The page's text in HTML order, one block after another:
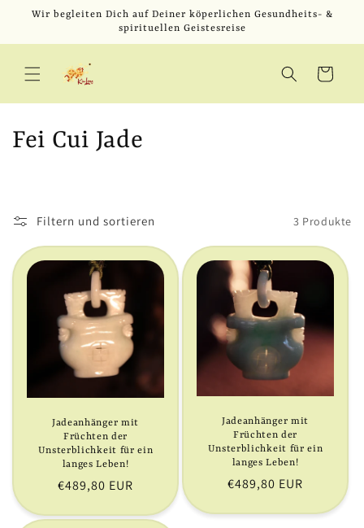
zum
Wir begleiten Dich auf Deiner köperlichen Gesundheits- &
spirituellen Geistesreise
Warenkorb
K
t
g
Fei Cui Jade
Filtern und sortieren 3 Produkte
Jadeanhänger mit
Früchten der
Unsterblichkeit für ein
langes Leben!
Normaler
€489,80 EUR
Jadeanhänger mit
Früchten der
Unsterblichkeit für ein
langes Leben!
Normaler
€489,80 EUR